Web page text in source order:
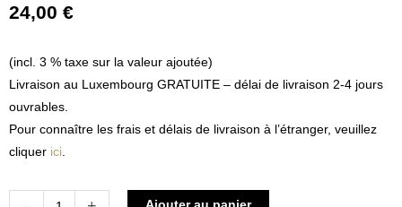
24,00 €
(incl. 3 % taxe sur la valeur ajoutée)
Livraison au Luxembourg GRATUITE – délai de livraison 2-4 jours
ouvrables.
Pour connaître les frais et délais de livraison à l’étranger, veuillez
cliquer ici.
quantité